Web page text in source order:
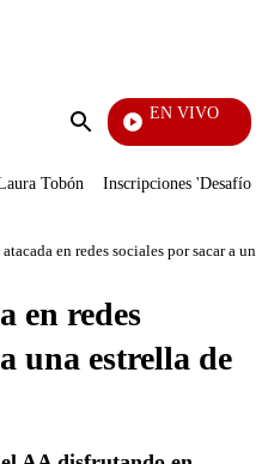
Enviar
EN VIVO
Se
Tobón Inscripciones 'Desafío'
en redes sociales por sacar a
en redes
una estrella de